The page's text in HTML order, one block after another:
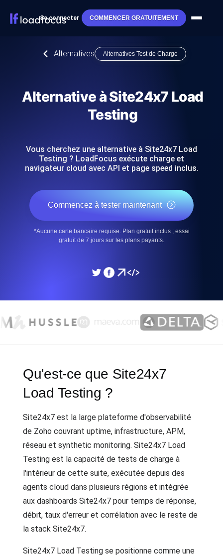
Se connecter COMMENCER GRATUITEMENT
Alternatives Alternatives Test de Charge
Alternative à Site24x7 Load
Testing
Vous cherchez une alternative à Site24x7 Load
Testing ? LoadFocus exécute charge et
navigateur cloud avec API et page speed inclus.
Commencez à tester maintenant
*Aucune carte bancaire requise. Plan gratuit inclus ; essai
gratuit de 7 jours sur les plans payants.
Qu'est-ce que Site24x7
Load Testing ?
Site24x7 est la large plateforme d'observabilité
de Zoho couvrant uptime, infrastructure, APM,
réseau et synthetic monitoring. Site24x7 Load
Testing est la capacité de tests de charge à
l'intérieur de cette suite, exécutée depuis des
agents cloud dans plusieurs régions et intégrée
aux dashboards Site24x7 pour temps de réponse,
débit, taux d'erreur et corrélation avec le reste de
la stack Site24x7.
Site24x7 Load Testing se positionne comme une